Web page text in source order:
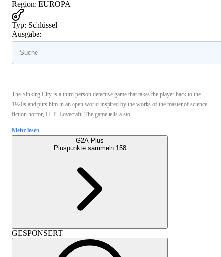
Region: EUROPA
Typ: Schlüssel
Ausgabe:
The Sinking City is a third-person detective game that takes the player back to the
1920s and puts him in an open world inspired by the works of the master of science
fiction horror, H. P. Lovecraft. The game tells a sto ...
Mehr lesen
G2A Plus
Pluspunkte sammeln:158
GESPONSERT